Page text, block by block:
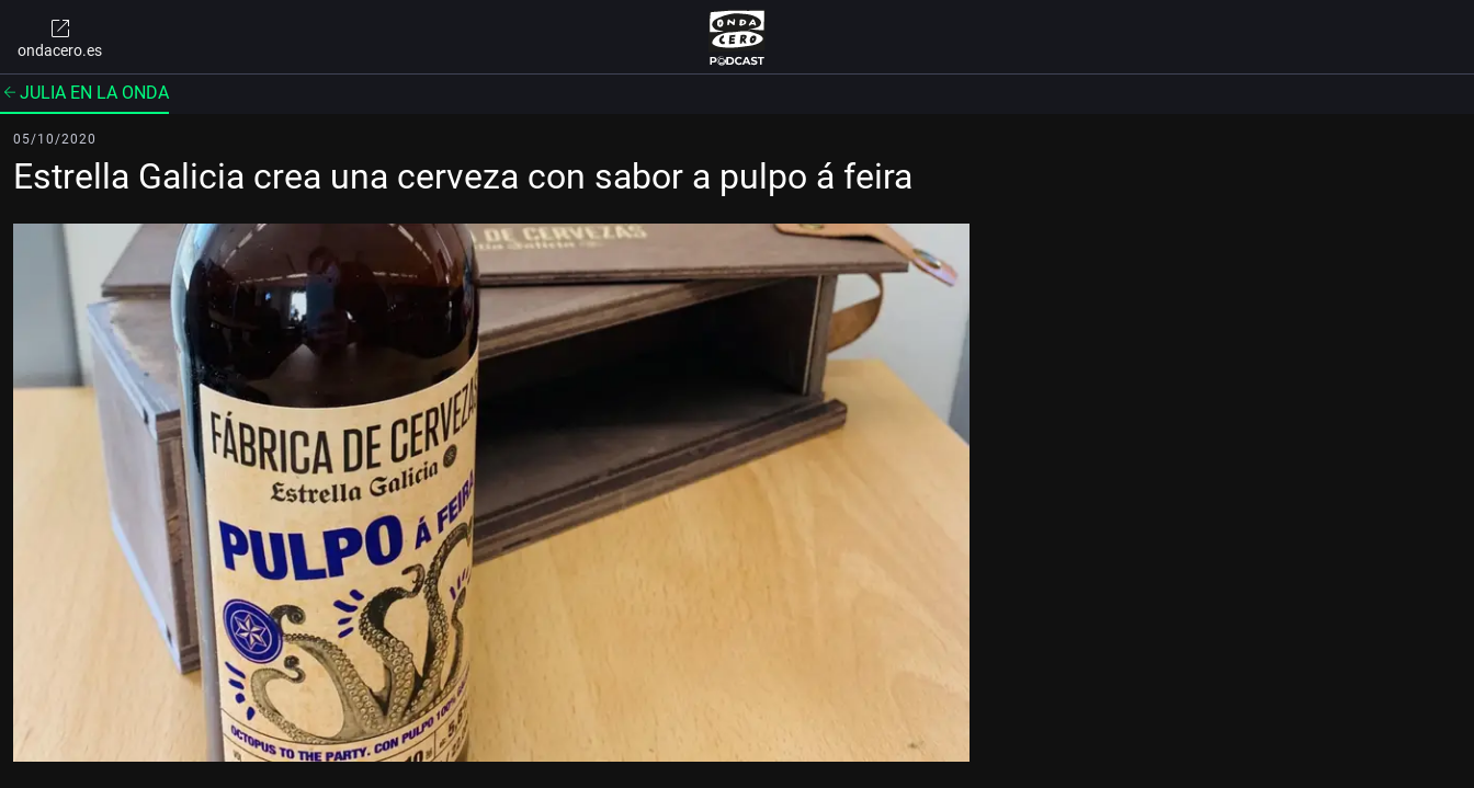
ondacero.es
JULIA EN LA ONDA
05/10/2020
Estrella Galicia crea una cerveza con sabor a pulpo á feira